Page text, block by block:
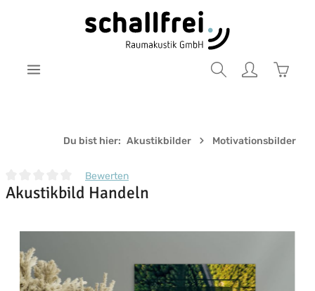
Zum Hauptinhalt springen
Du bist hier: Akustikbilder Motivationsbilder
Durchschnittliche Bewertung von 0 von 5 Sternen
Bewerten
Akustikbild Handeln